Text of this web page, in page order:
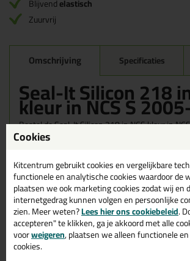
Blijvendelastisch
Zuurvrij
Omschrijving Specificaties
Seal-It Silicon 218
kleur in NCS S
Bestel de Seal-It Silicon 218 in NCS kleur in
vandaag nog! Vandaag besteld = morgen in huis.
Wil je meer weten over de toepassing en
product?Lees alles over dit product >
Gerelateerde
Cookies
Kitcentrum gebruikt cookies en vergelijkbare
functionele en analytische cookies waardoor de
plaatsen we ook marketing cookies zodat wij en
internetgedrag kunnen volgen en persoonlijke
zien. Meer weten?Lees hier ons cookiebeleid.
accepteren" te klikken, ga je akkoord met alle
voorweigeren, plaatsen we alleen functionele
cookies.